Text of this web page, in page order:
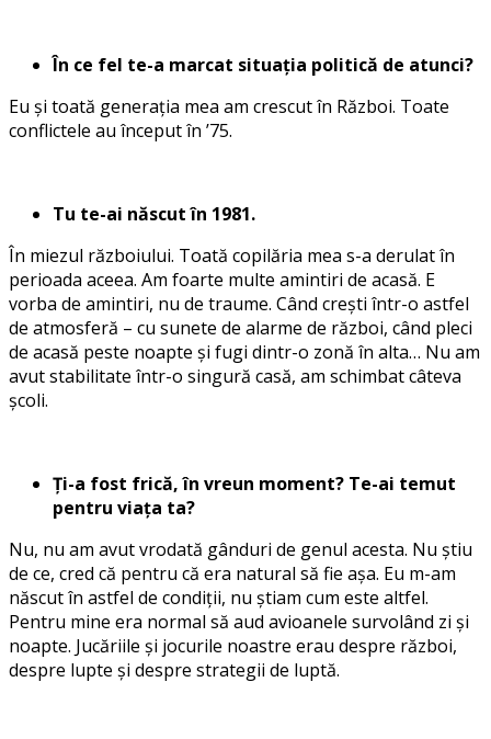
În ce fel te-a marcat situația politică de atunci?
Eu și toată generația mea am crescut în Război. Toate
conflictele au început în ’75.
Tu te-ai născut în 1981.
În miezul războiului. Toată copilăria mea s-a derulat în
perioada aceea. Am foarte multe amintiri de acasă. E
vorba de amintiri, nu de traume. Când crești într-o astfel
de atmosferă – cu sunete de alarme de război, când pleci
de acasă peste noapte și fugi dintr-o zonă în alta… Nu am
avut stabilitate într-o singură casă, am schimbat câteva
școli.
Ți-a fost frică, în vreun moment? Te-ai temut
pentru viața ta?
Nu, nu am avut vrodată gânduri de genul acesta. Nu știu
de ce, cred că pentru că era natural să fie așa. Eu m-am
născut în astfel de condiții, nu știam cum este altfel.
Pentru mine era normal să aud avioanele survolând zi și
noapte. Jucăriile și jocurile noastre erau despre război,
despre lupte și despre strategii de luptă.